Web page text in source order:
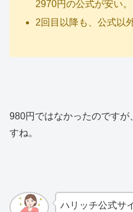
2970円の公式が安い。
2回目以降も、公式以
980円ではなかったのですが
すね。
ハリッチ公式サ